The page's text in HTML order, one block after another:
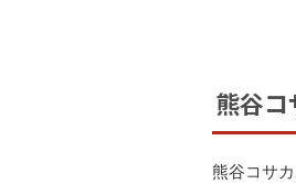
熊谷
熊谷コサ